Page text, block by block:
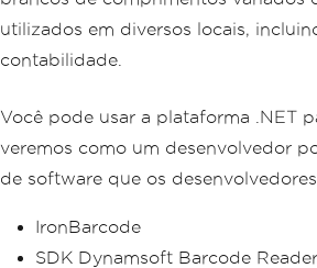
utilizados em diversos locais,
contabilidade.
Você pode usar a plataforma .NET
veremos como um desenvolvedor
de software que os
IronBarcode
SDK Dynamsoft Barcode Reader